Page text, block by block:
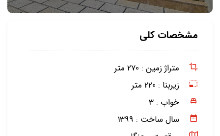
مشخصات کلی
متراژ زمین : 270 متر
زیربنا : 220 متر
خواب : 3
سال ساخت : 1399